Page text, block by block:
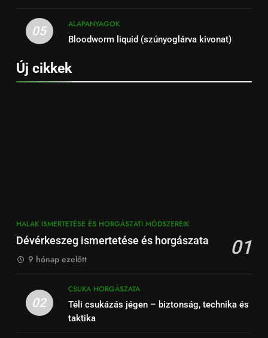
05
ALAPANYAGOK
Bloodworm liquid (szúnyoglárva kivonat)
Új cikkek
HALAK ISMERTETÉSE ÉS HORGÁSZATI MÓDSZEREIK
Dévérkeszeg ismertetése és horgászata 01
9 hónap ezelőtt
02
CSUKA HORGÁSZATA
Téli csukázás jégen – biztonság, technika és
taktika